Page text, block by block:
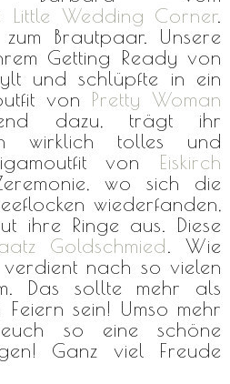
Little Wedding Corner.
Brautpaar. Unsere
Getting Ready von
und schlüpfte in ein
von Pretty Woman
dazu, trägt ihr
wirklich tolles und
von Eiskirch
wo sich die
wiederfanden,
ihre Ringe aus. Diese
Goldschmied. Wie
nach so vielen
Das sollte mehr als
sein! Umso mehr
so eine schöne
Ganz viel Freude